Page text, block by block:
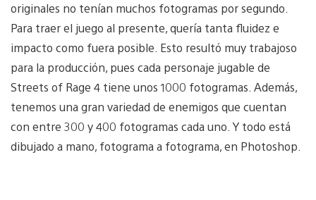
originales no tenían muchos fotogramas por segundo.
Para traer el juego al presente, quería tanta fluidez e
impacto como fuera posible. Esto resultó muy trabajoso
para la producción, pues cada personaje jugable de
Streets of Rage 4 tiene unos 1000 fotogramas. Además,
tenemos una gran variedad de enemigos que cuentan
con entre 300 y 400 fotogramas cada uno. Y todo está
dibujado a mano, fotograma a fotograma, en Photoshop.